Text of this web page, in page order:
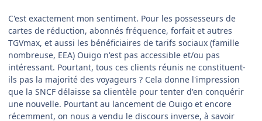
C'est exactement mon sentiment. Pour les possesseurs de
cartes de réduction, abonnés fréquence, forfait et autres
TGVmax, et aussi les bénéficiaires de tarifs sociaux (famille
nombreuse, EEA) Ouigo n'est pas accessible et/ou pas
intéressant. Pourtant, tous ces clients réunis ne constituent-
ils pas la majorité des voyageurs ? Cela donne l'impression
que la SNCF délaisse sa clientèle pour tenter d'en conquérir
une nouvelle. Pourtant au lancement de Ouigo et encore
récemment, on nous a vendu le discours inverse, à savoir